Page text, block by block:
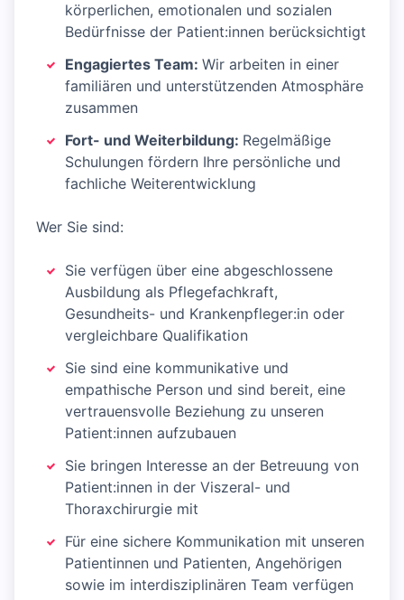
körperlichen, emotionalen und sozialen
Bedürfnisse der Patient:innen berücksichtigt
Engagiertes Team: Wir arbeiten in einer
familiären und unterstützenden Atmosphäre
zusammen
Fort- und Weiterbildung: Regelmäßige
Schulungen fördern Ihre persönliche und
fachliche Weiterentwicklung
Wer Sie sind:
Sie verfügen über eine abgeschlossene
Ausbildung als Pflegefachkraft,
Gesundheits- und Krankenpfleger:in oder
vergleichbare Qualifikation
Sie sind eine kommunikative und
empathische Person und sind bereit, eine
vertrauensvolle Beziehung zu unseren
Patient:innen aufzubauen
Sie bringen Interesse an der Betreuung von
Patient:innen in der Viszeral- und
Thoraxchirurgie mit
Für eine sichere Kommunikation mit unseren
Patientinnen und Patienten, Angehörigen
sowie im interdisziplinären Team verfügen